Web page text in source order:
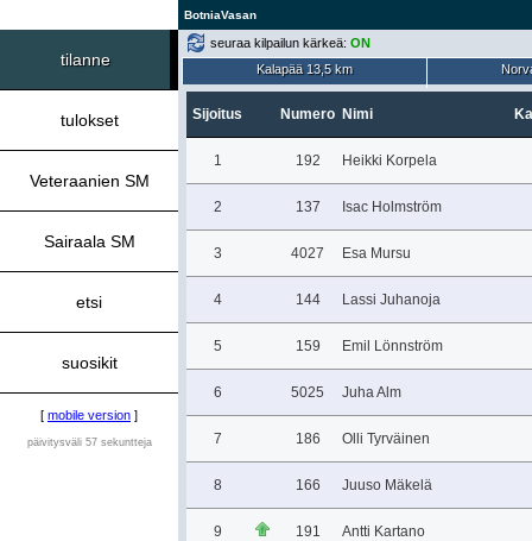
BotniaVasan
tilanne
tulokset
Veteraanien SM
Sairaala SM
etsi
suosikit
[ mobile version ]
päivitysväli 57 sekuntteja
seuraa kilpailun kärkeä: ON
Kalapää 13,5 km
Sijoitus Numero Nimi
1 192 Heikki Korpela
2 137 Isac Holmström
3 4027 Esa Mursu
4 144 Lassi Juhanoja
5 159 Emil Lönnström
6 5025 Juha Alm
7 186 Olli Tyrväinen
8 166 Juuso Mäkelä
9 191 Antti Kartano